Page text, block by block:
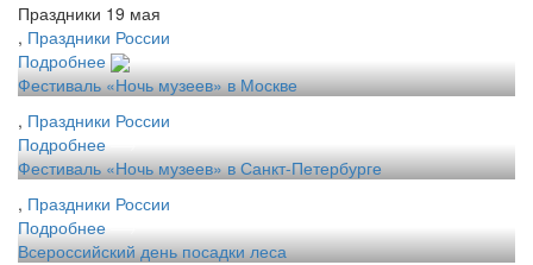
Праздники 19 мая
, Праздники России
Подробнее
Фестиваль «Ночь музеев» в Москве
, Праздники России
Подробнее
Фестиваль «Ночь музеев» в Санкт-Петербурге
, Праздники России
Подробнее
Всероссийский день посадки леса